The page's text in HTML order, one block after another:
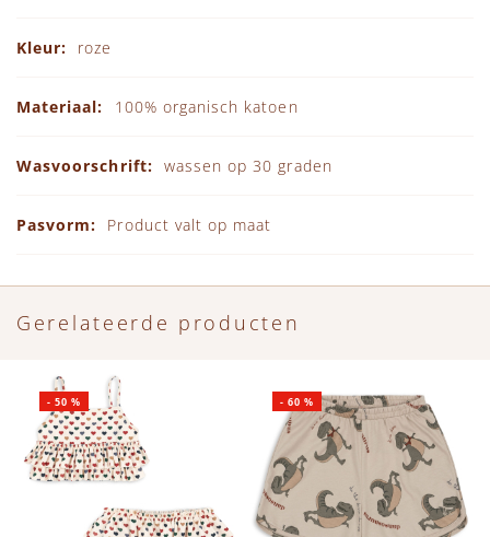
roze
100% organisch katoen
wassen op 30 graden
Product valt op maat
Gerelateerde producten
-50 % -60 %